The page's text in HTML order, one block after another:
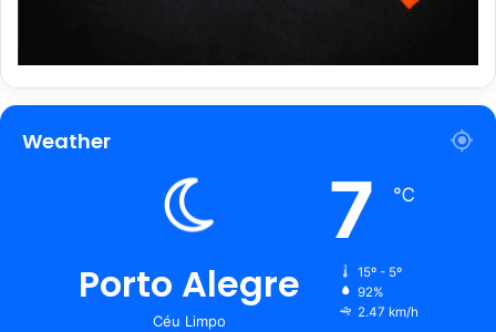
Weather
Porto Alegre
Céu Limpo
7 ℃
15º - 5º
92%
2.47 km/h